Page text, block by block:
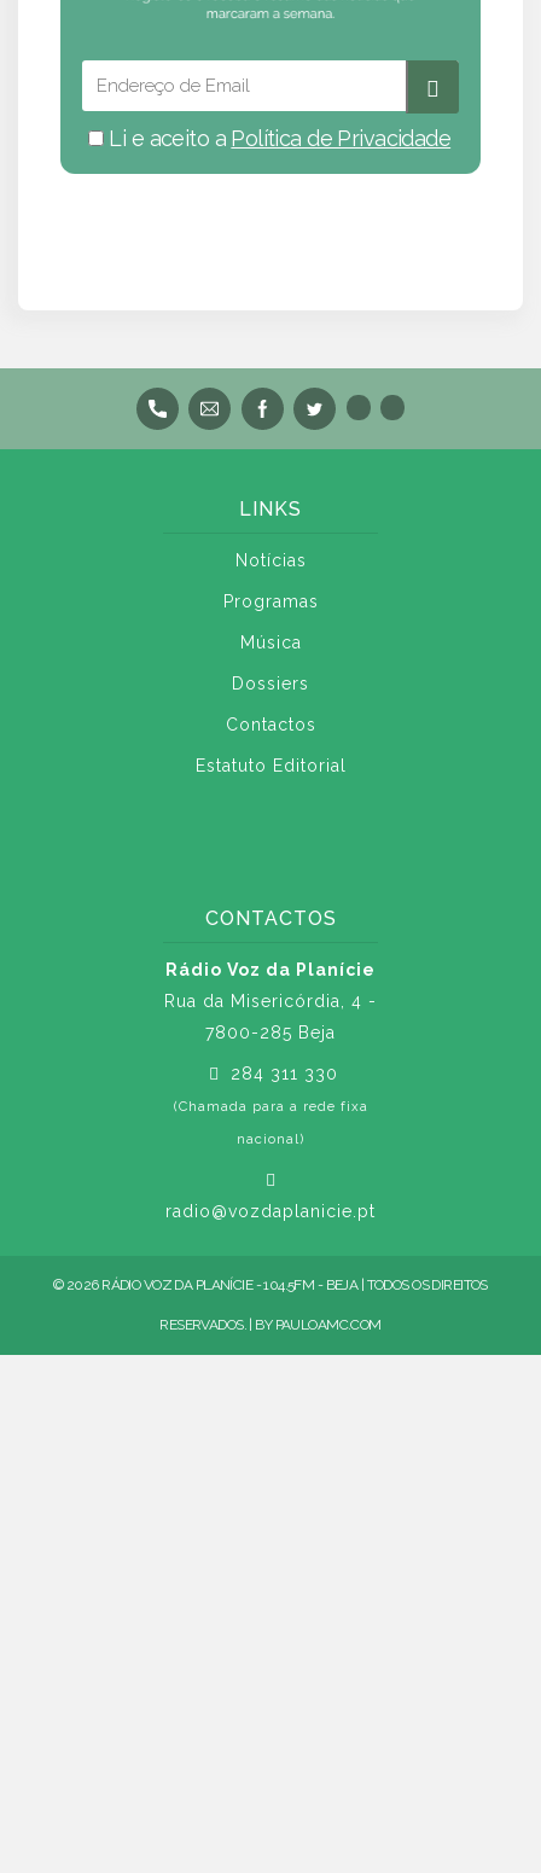
Li e aceito a Política de Privacidade
LINKS
Notícias
Programas
Música
Dossiers
Contactos
Estatuto Editorial
CONTACTOS
Rádio Voz da Planície
Rua da Misericórdia, 4 -
7800-285 Beja
284 311 330
(Chamada para a rede fixa
nacional)
radio@vozdaplanicie.pt
© 2026 RÁDIO VOZ DA PLANÍCIE - 104.5FM - BEJA | TODOS OS DIREITOS
RESERVADOS. | BY PAULOAMC.COM